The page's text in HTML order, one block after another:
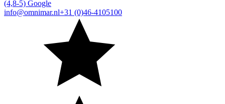
(4,8-5) Google
info@omnimar.nl+31 (0)46-4105100